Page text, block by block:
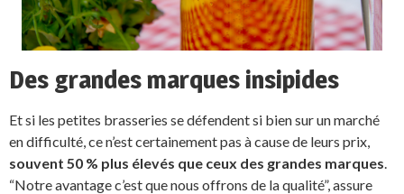
Des grandes marques insipides
Et si les petites brasseries se défendent si bien sur un marché
en difficulté, ce n’est certainement pas à cause de leurs prix,
souvent 50 % plus élevés que ceux des grandes marques
“Notre avantage c’est que nous offrons de la qualité”, assure